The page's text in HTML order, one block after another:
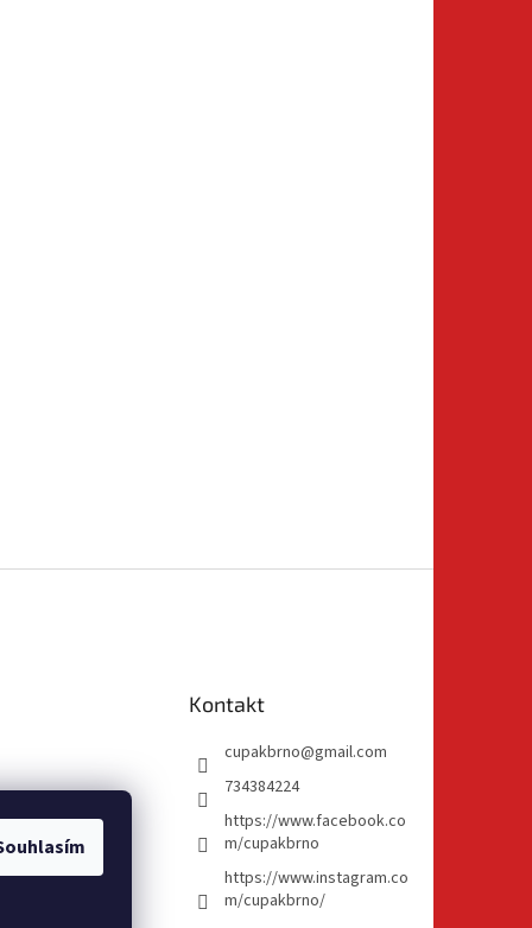
Kontakt
cupakbrno@gmail.com
734384224
https://www.facebook.co
m/cupakbrno
https://www.instagram.co
m/cupakbrno/